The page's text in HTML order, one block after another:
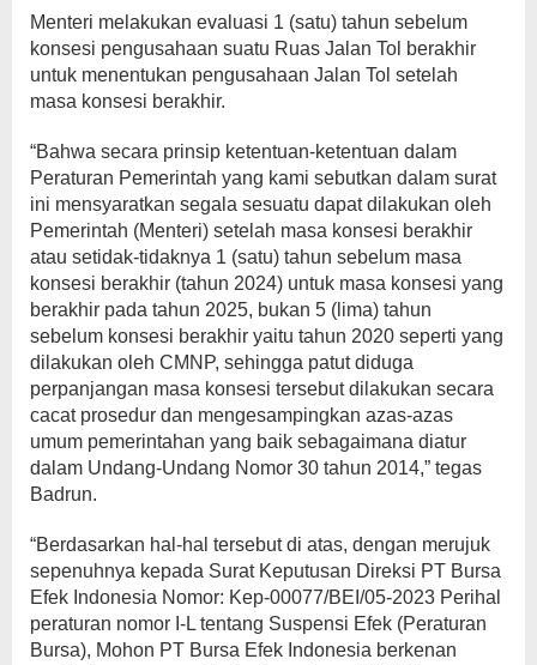
Menteri melakukan evaluasi 1 (satu) tahun sebelum
konsesi pengusahaan suatu Ruas Jalan Tol berakhir
untuk menentukan pengusahaan Jalan Tol setelah
masa konsesi berakhir.
“Bahwa secara prinsip ketentuan-ketentuan dalam
Peraturan Pemerintah yang kami sebutkan dalam surat
ini mensyaratkan segala sesuatu dapat dilakukan oleh
Pemerintah (Menteri) setelah masa konsesi berakhir
atau setidak-tidaknya 1 (satu) tahun sebelum masa
konsesi berakhir (tahun 2024) untuk masa konsesi yang
berakhir pada tahun 2025, bukan 5 (lima) tahun
sebelum konsesi berakhir yaitu tahun 2020 seperti yang
dilakukan oleh CMNP, sehingga patut diduga
perpanjangan masa konsesi tersebut dilakukan secara
cacat prosedur dan mengesampingkan azas-azas
umum pemerintahan yang baik sebagaimana diatur
dalam Undang-Undang Nomor 30 tahun 2014,” tegas
Badrun.
“Berdasarkan hal-hal tersebut di atas, dengan merujuk
sepenuhnya kepada Surat Keputusan Direksi PT Bursa
Efek Indonesia Nomor: Kep-00077/BEI/05-2023 Perihal
peraturan nomor I-L tentang Suspensi Efek (Peraturan
Bursa), Mohon PT Bursa Efek Indonesia berkenan